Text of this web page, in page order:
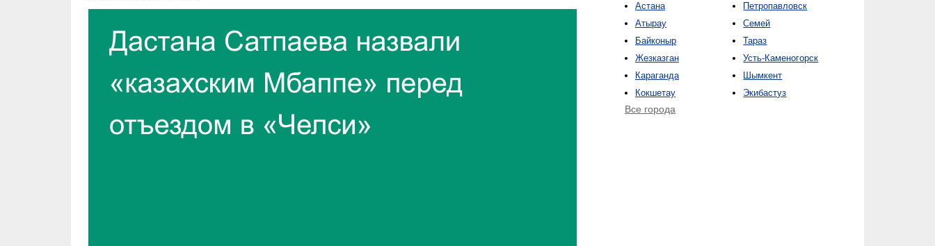
Астана
Атырау
Байконыр
Жезказган
Караганда
Кокшетау
Петропавловск
Семей
Тараз
Усть-Каменогорск
Шымкент
Экибастуз
Все города